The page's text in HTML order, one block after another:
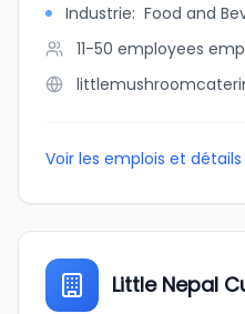
Industrie: Food and
11-50 employees
Voir les emplois et détails
Little Nepal